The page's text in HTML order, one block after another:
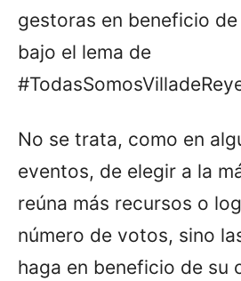
gestoras en beneficio
bajo el lema de
No se trata, como en
eventos, de elegir a la
reúna más recursos o
número de votos, sino
haga en beneficio de su